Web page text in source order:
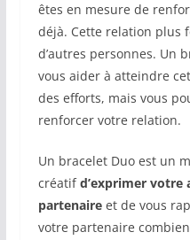
êtes en mesure de
déjà. Cette relation plus
d’autres personnes. Un
vous aider à atteindre
des efforts, mais vous
renforcer votre relation.
Un bracelet Duo est un
créatifd’exprimer
partenaireet de vous
votre partenaire combien